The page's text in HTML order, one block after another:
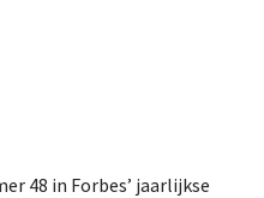
48 in Forbes’ jaarlijkse